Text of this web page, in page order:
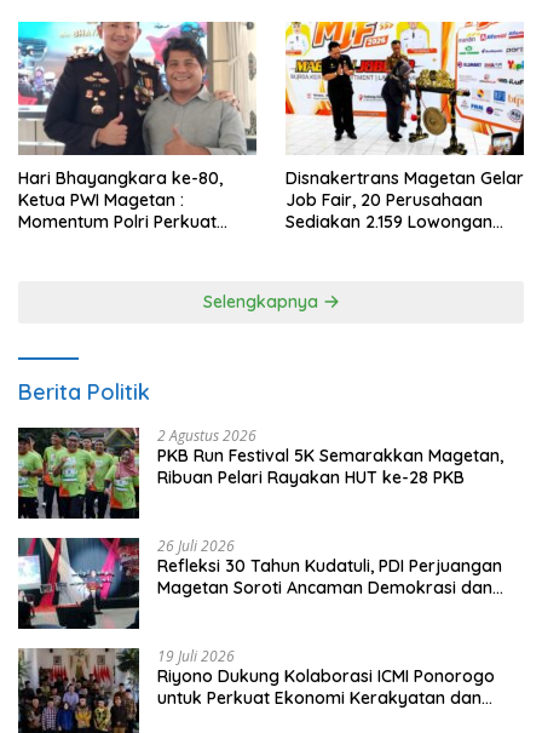
Hari Bhayangkara ke-80,
Ketua PWI Magetan :
Momentum Polri Perkuat
Disnakertrans Magetan Gelar
Job Fair, 20 Perusahaan
Sediakan 2.159 Lowongan
Selengkapnya
Berita Politik
2 Agustus 2026
PKB Run Festival 5K Semarakkan Magetan,
Ribuan Pelari Rayakan HUT ke-28 PKB
26 Juli 2026
Refleksi 30 Tahun Kudatuli, PDI Perjuangan
Magetan Soroti Ancaman Demokrasi dan
19 Juli 2026
Riyono Dukung Kolaborasi ICMI Ponorogo
untuk Perkuat Ekonomi Kerakyatan dan